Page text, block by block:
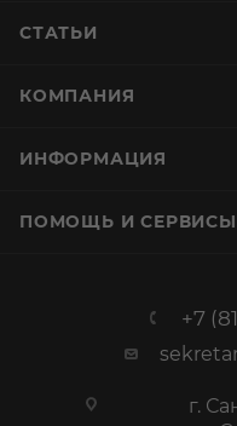
СТАТЬИ
КОМПАНИЯ
ИНФОРМАЦИЯ
ПОМОЩЬ И СЕРВИСЫ
+7
г.